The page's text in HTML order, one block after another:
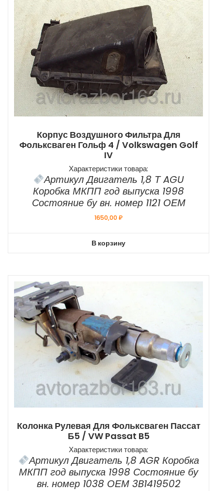
Корпус Воздушного Фильтра Для
Фольксваген Гольф 4 / Volkswagen Golf
IV
Характеристики товара:
Артикул Двигатель 1,8 Т AGU
Коробка МКПП год выпуска 1998
Состояние бу вн. номер 1121 ОЕМ
1650,00₽
В корзину
Колонка Рулевая Для Фольксваген Пассат
Б5 / VW Passat B5
Характеристики товара:
Артикул Двигатель 1,8 AGR Коробка
МКПП год выпуска 1998 Состояние бу
вн. номер 1038 ОЕМ 3B1419502